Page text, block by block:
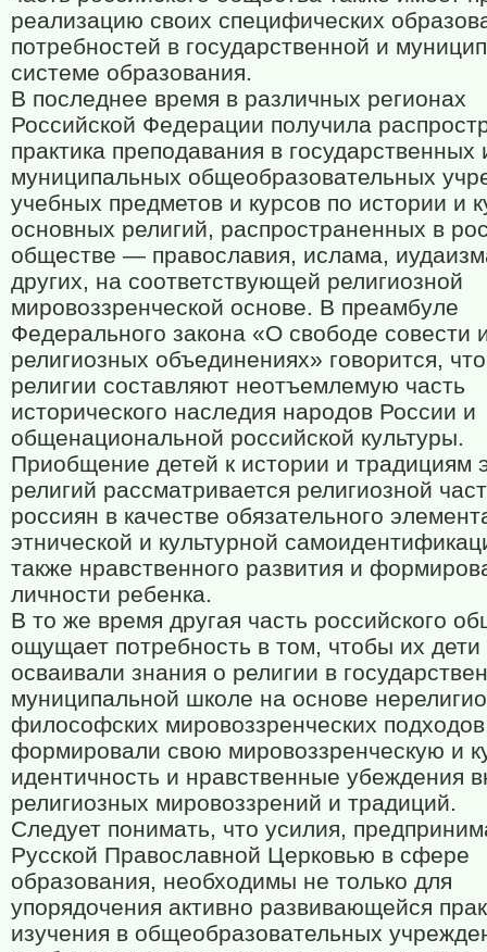
реализацию своих специфических
потребностей в государственной и
системе образования.
В последнее время в различных регионах
Российской Федерации получила
практика преподавания в государственных
муниципальных общеобразовательных
учебных предметов и курсов по истории и
основных религий, распространенных в
обществе — православия, ислама,
других, на соответствующей религиозной
мировоззренческой основе. В преамбуле
Федерального закона «О свободе совести
религиозных объединениях» говорится,
религии составляют неотъемлемую часть
исторического наследия народов России и
общенациональной российской культуры.
Приобщение детей к истории и традициям
религий рассматривается религиозной
россиян в качестве обязательного
этнической и культурной
также нравственного развития и
личности ребенка.
В то же время другая часть российского
ощущает потребность в том, чтобы их дети
осваивали знания о религии в
муниципальной школе на основе
философских мировоззренческих
формировали свою мировоззренческую и
идентичность и нравственные убеждения
религиозных мировоззрений и традиций.
Следует понимать, что усилия,
Русской Православной Церковью в сфере
образования, необходимы не только для
упорядочения активно развивающейся
изучения в общеобразовательных